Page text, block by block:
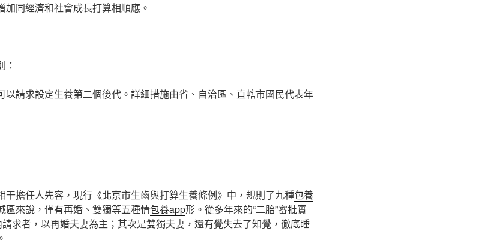
同經濟和社會成長打算相順應。
：
以請求設定生養第二個後代。詳細措施由省、自治區、直轄市國民代表年
干擔任人先容，現行《北京市生齒與打算生養條例》中，規則了九種包養
區來說，僅有再婚、雙獨等五種情包養app形。從多年來的“二胎”審批實
請求者，以再婚夫妻為主；其次是雙獨夫妻，還有覺失去了知覺，徹底睡